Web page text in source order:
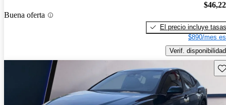
Buena oferta
El precio incluye tasas
$890/mes
Verif. disponibilidad